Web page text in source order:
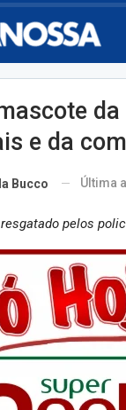
e da
Bucco Última
pelos